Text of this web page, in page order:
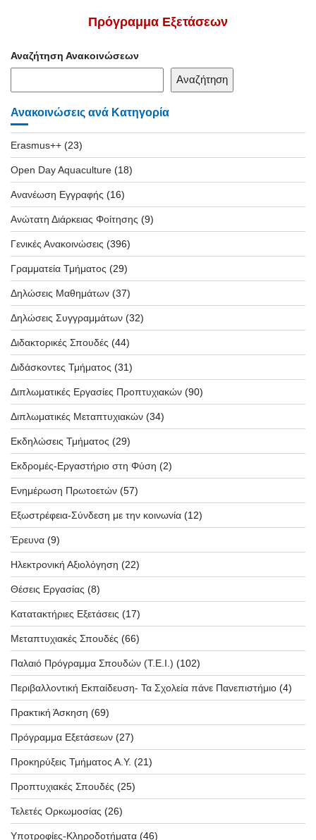
Πρόγραμμα Εξετάσεων
Αναζήτηση Ανακοινώσεων
Αναζήτηση
Ανακοινώσεις ανά Κατηγορία
Erasmus++ (23)
Open Day Aquaculture (18)
Ανανέωση Εγγραφής (16)
Ανώτατη Διάρκειας Φοίτησης (9)
Γενικές Ανακοινώσεις (396)
Γραμματεία Τμήματος (29)
Δηλώσεις Μαθημάτων (37)
Δηλώσεις Συγγραμμάτων (32)
Διδακτορικές Σπουδές (44)
Διδάσκοντες Τμήματος (31)
Διπλωματικές Εργασίες Προπτυχιακών (90)
Διπλωματικές Μεταπτυχιακών (34)
Εκδηλώσεις Τμήματος (29)
Εκδρομές-Εργαστήριο στη Φύση (2)
Ενημέρωση Πρωτοετών (57)
Εξωστρέφεια-Σύνδεση με την κοινωνία (12)
Έρευνα (9)
Ηλεκτρονική Αξιολόγηση (22)
Θέσεις Εργασίας (8)
Κατατακτήριες Εξετάσεις (17)
Μεταπτυχιακές Σπουδές (66)
Παλαιό Πρόγραμμα Σπουδών (T.E.I.) (102)
Περιβαλλοντική Εκπαίδευση- Τα Σχολεία πάνε Πανεπιστήμιο (4)
Πρακτική Άσκηση (69)
Πρόγραμμα Εξετάσεων (27)
Προκηρύξεις Τμήματος Α.Υ. (21)
Προπτυχιακές Σπουδές (25)
Τελετές Ορκωμοσίας (26)
Υποτροφίες-Κληροδοτήματα (46)